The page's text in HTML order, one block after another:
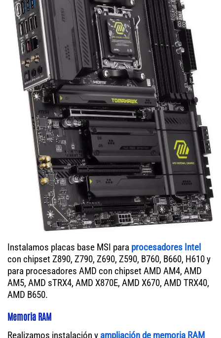
Instalamos placas base MSI para procesadores Intel
con chipset Z890, Z790, Z690, Z590, B760, B660, H610 y
para procesadores AMD con chipset AMD AM4, AMD
AM5, AMD sTRX4, AMD X870E, AMD X670, AMD TRX40,
AMD B650.
Memoria RAM
Realizamos instalación y ampliación de memoria RAM